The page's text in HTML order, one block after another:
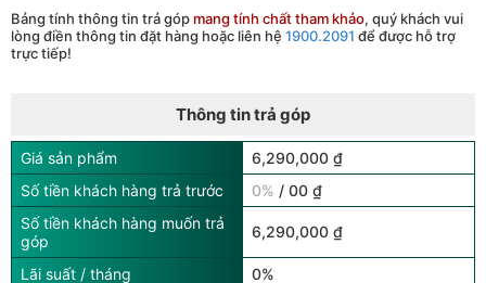
Bảng tính thông tin trả góp mang tính chất tham khảo, quý khách vui
lòng điền thông tin đặt hàng hoặc liên hệ 1900.2091 để được hỗ trợ
trực tiếp!
Thông tin trả góp
Giá sản phẩm
6,290,000 ₫
Số tiền khách hàng trả trước
0% / 00 ₫
Số tiền khách hàng muốn trả
góp
6,290,000 ₫
Lãi suất / tháng 0%